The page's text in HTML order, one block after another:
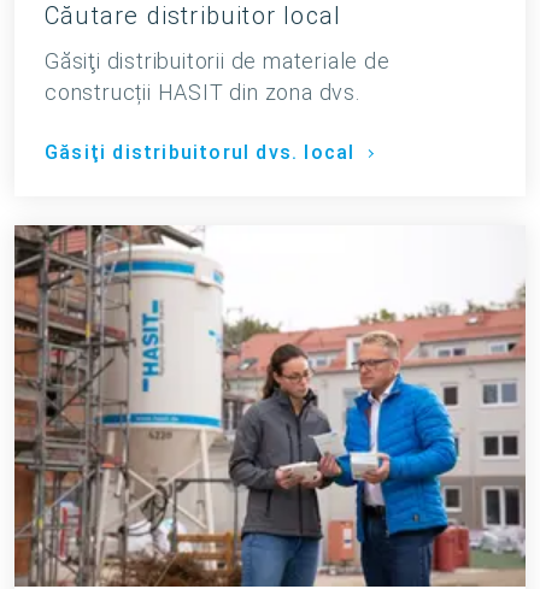
Căutare distribuitor local
Găsiţi distribuitorii de materiale de
construcții HASIT din zona dvs.
Găsiţi distribuitorul dvs. local